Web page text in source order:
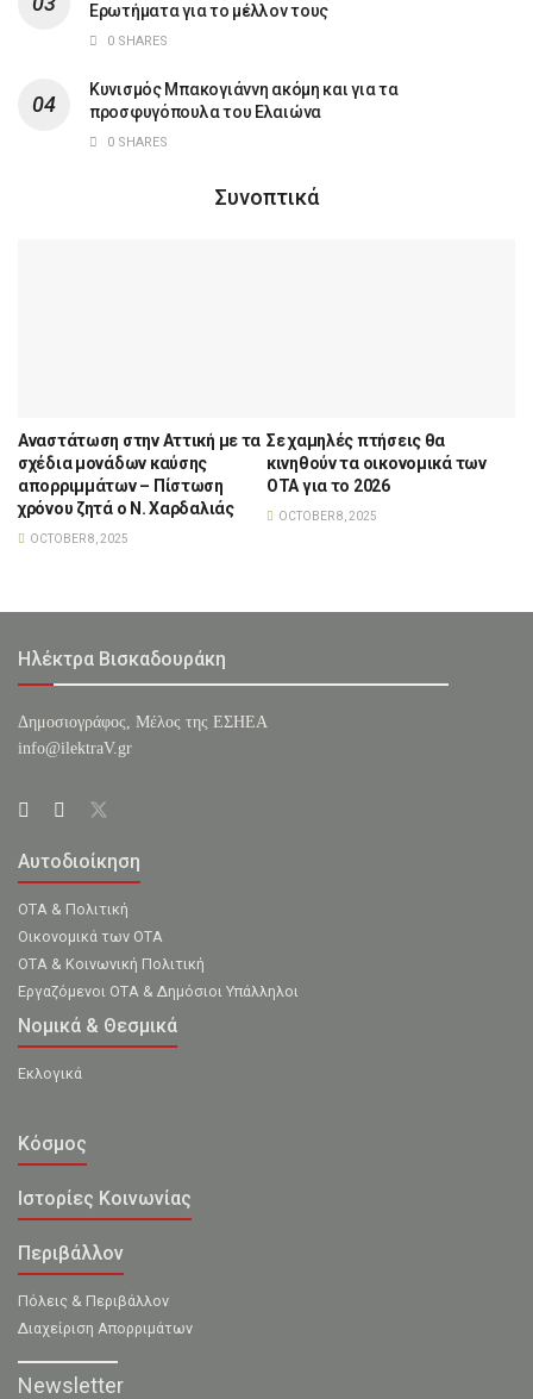
Ερωτήματα για το μέλλον τους
0 SHARES
Κυνισμός Μπακογιάννη ακόμη και για τα
προσφυγόπουλα του Ελαιώνα
0 SHARES
Συνοπτικά
Αναστάτωση στην Αττική με τα
σχέδια μονάδων καύσης
απορριμμάτων – Πίστωση
χρόνου ζητά ο Ν. Χαρδαλιάς
OCTOBER 8, 2025
Σε χαμηλές πτήσεις θα
κινηθούν τα οικονομικά των
ΟΤΑ για το 2026
OCTOBER 8, 2025
Ηλέκτρα Βισκαδουράκη
Δημοσιογράφος, Μέλος της ΕΣHΕΑ
info@ilektraV.gr
Αυτοδιοίκηση
ΟΤΑ & Πολιτική
Οικονομικά των ΟΤΑ
ΟΤΑ & Κοινωνική Πολιτική
Εργαζόμενοι ΟΤΑ & Δημόσιοι Υπάλληλοι
Νομικά & Θεσμικά
Εκλογικά
Κόσμος
Ιστορίες Κοινωνίας
Περιβάλλον
Πόλεις & Περιβάλλον
Διαχείριση Απορριμάτων
Newsletter